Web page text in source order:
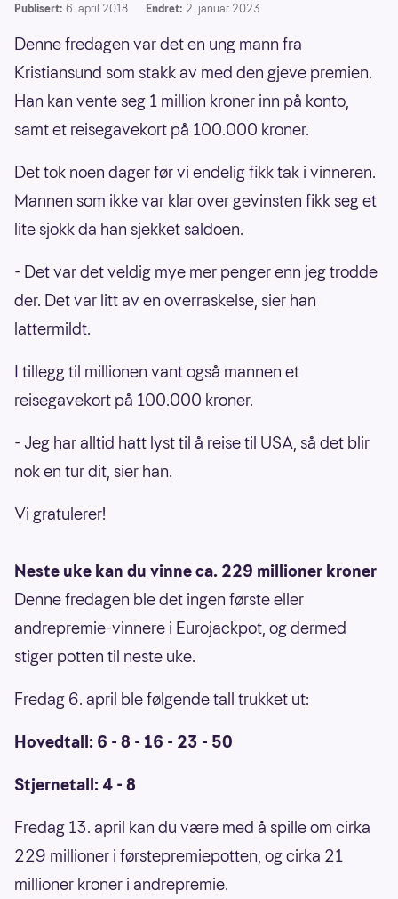
Publisert: 6. april 2018 Endret: 2. januar 2023
Denne fredagen var det en ung mann fra
Kristiansund som stakk av med den gjeve premien.
Han kan vente seg 1 million kroner inn på konto,
samt et reisegavekort på 100.000 kroner.
Det tok noen dager før vi endelig fikk tak i vinneren.
Mannen som ikke var klar over gevinsten fikk seg et
lite sjokk da han sjekket saldoen.
- Det var det veldig mye mer penger enn jeg trodde
der. Det var litt av en overraskelse, sier han
lattermildt.
I tillegg til millionen vant også mannen et
reisegavekort på 100.000 kroner.
- Jeg har alltid hatt lyst til å reise til USA, så det blir
nok en tur dit, sier han.
Vi gratulerer!
Neste uke kan du vinne ca. 229 millioner kroner
Denne fredagen ble det ingen første eller
andrepremie-vinnere i Eurojackpot, og dermed
stiger potten til neste uke.
Fredag 6. april ble følgende tall trukket ut:
Hovedtall: 6 - 8 - 16 - 23 - 50
Stjernetall: 4 - 8
Fredag 13. april kan du være med å spille om cirka
229 millioner i førstepremiepotten, og cirka 21
millioner kroner i andrepremie.